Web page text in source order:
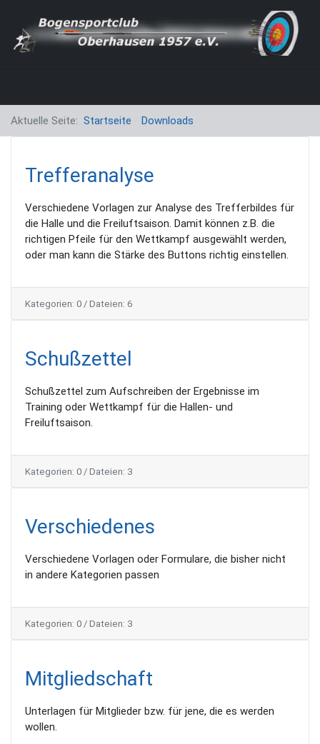
Aktuelle Seite: Startseite Downloads
Trefferanalyse
Verschiedene Vorlagen zur Analyse des Trefferbildes für
die Halle und die Freiluftsaison. Damit können z.B. die
richtigen Pfeile für den Wettkampf ausgewählt werden,
oder man kann die Stärke des Buttons richtig einstellen.
Kategorien: 0/ Dateien: 6
Schußzettel
Schußzettel zum Aufschreiben der Ergebnisse im
Training oder Wettkampf für die Hallen- und
Freiluftsaison.
Kategorien: 0/ Dateien: 3
Verschiedenes
Verschiedene Vorlagen oder Formulare, die bisher nicht
in andere Kategorien passen
Kategorien: 0/ Dateien: 3
Mitgliedschaft
Unterlagen für Mitglieder bzw. für jene, die es werden
wollen.